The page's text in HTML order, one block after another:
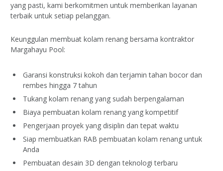
yang pasti, kami berkomitmen untuk memberikan layanan
terbaik untuk setiap pelanggan.
Keunggulan membuat kolam renang bersama kontraktor
Margahayu Pool:
Garansi konstruksi kokoh dan terjamin tahan bocor dan
rembes hingga 7 tahun
Tukang kolam renang yang sudah berpengalaman
Biaya pembuatan kolam renang yang kompetitif
Pengerjaan proyek yang disiplin dan tepat waktu
Siap membuatkan RAB pembuatan kolam renang untuk
Anda
Pembuatan desain 3D dengan teknologi terbaru